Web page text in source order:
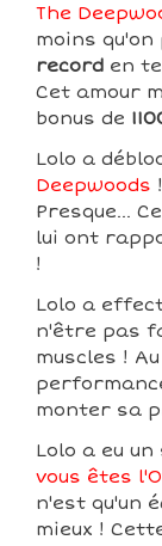
The
moins qu'on
record en
Cet amour
bonus de
Lolo a
Deepwoods
Presque...
lui ont
!
Lolo a
n'être pas
muscles !
monter sa
Lolo a eu un
vous êtes
n'est qu'un
mieux !